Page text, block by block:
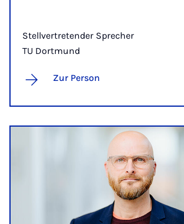
Stellvertretender Sprecher
TU Dortmund
Zur Person